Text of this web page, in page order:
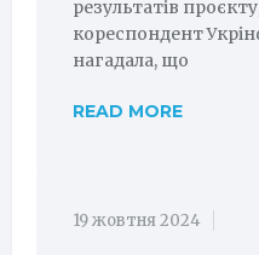
результатів
кореспондент
нагадала, що
READ MORE
19 жовтня 2024